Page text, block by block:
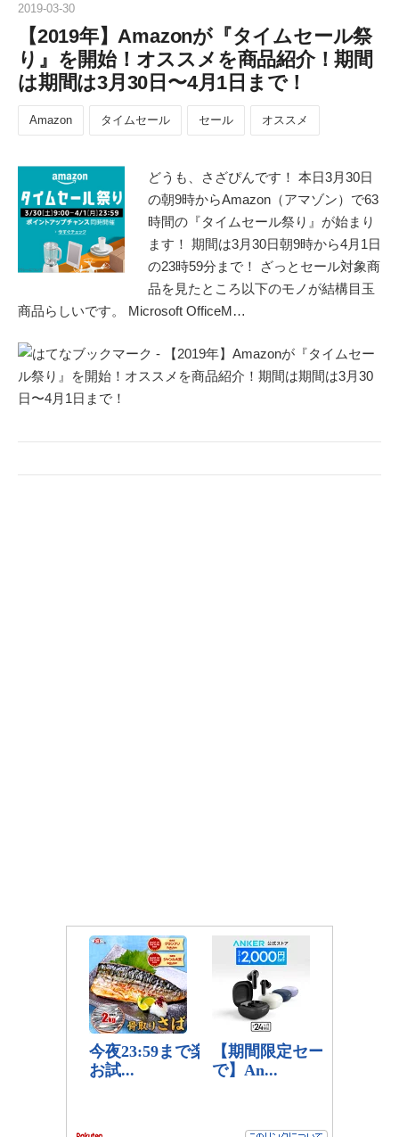
2019-03-30
【2019年】Amazonが『タイムセール祭
り』を開始！オススメを商品紹介！期間
は期間は3月30日〜4月1日まで！
Amazon タイムセール セール オススメ
どうも、さざぴんです！ 本日3月30日
の朝9時からAmazon（アマゾン）で63
時間の『タイムセール祭り』が始まり
ます！ 期間は3月30日朝9時から4月1日
の23時59分まで！ ざっとセール対象商
品を見たところ以下のモノが結構目玉
商品らしいです。 Microsoft OfficeM…